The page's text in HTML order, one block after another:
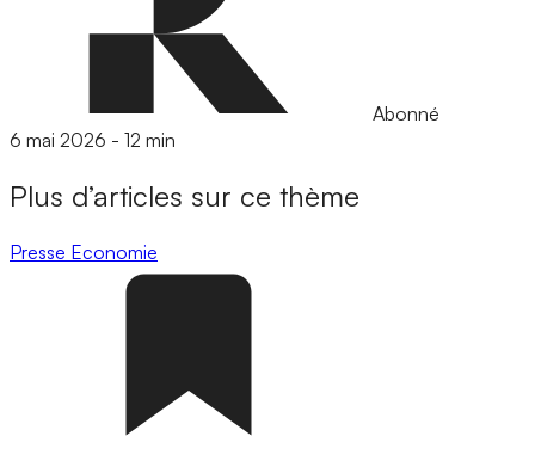
Abonné
6 mai 2026 - 12 min
Plus d’articles sur ce thème
Presse Economie